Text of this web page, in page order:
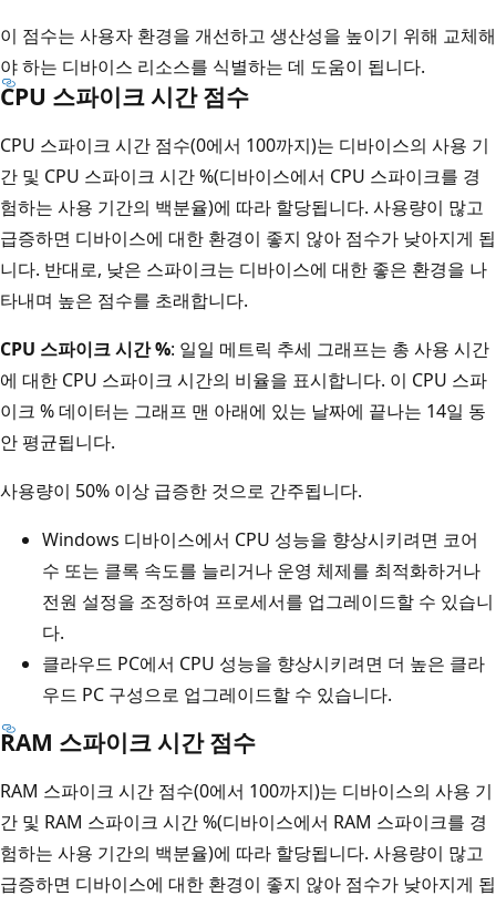
이 점수는 사용자 환경을 개선하고 생산성을 높이기 위해 교체해
야 하는 디바이스 리소스를 식별하는 데 도움이 됩니다.
CPU 스파이크 시간 점수
CPU 스파이크 시간 점수(0에서 100까지)는 디바이스의 사용 기
간 및 CPU 스파이크 시간 %(디바이스에서 CPU 스파이크를 경
험하는 사용 기간의 백분율)에 따라 할당됩니다. 사용량이 많고
급증하면 디바이스에 대한 환경이 좋지 않아 점수가 낮아지게 됩
니다. 반대로, 낮은 스파이크는 디바이스에 대한 좋은 환경을 나
타내며 높은 점수를 초래합니다.
CPU 스파이크 시간 %: 일일 메트릭 추세 그래프는 총 사용 시간
에 대한 CPU 스파이크 시간의 비율을 표시합니다. 이 CPU 스파
이크 % 데이터는 그래프 맨 아래에 있는 날짜에 끝나는 14일 동
안 평균됩니다.
사용량이 50% 이상 급증한 것으로 간주됩니다.
Windows 디바이스에서 CPU 성능을 향상시키려면 코어
수 또는 클록 속도를 늘리거나 운영 체제를 최적화하거나
전원 설정을 조정하여 프로세서를 업그레이드할 수 있습니
다.
클라우드 PC에서 CPU 성능을 향상시키려면 더 높은 클라
우드 PC 구성으로 업그레이드할 수 있습니다.
RAM 스파이크 시간 점수
RAM 스파이크 시간 점수(0에서 100까지)는 디바이스의 사용 기
간 및 RAM 스파이크 시간 %(디바이스에서 RAM 스파이크를 경
험하는 사용 기간의 백분율)에 따라 할당됩니다. 사용량이 많고
급증하면 디바이스에 대한 환경이 좋지 않아 점수가 낮아지게 됩